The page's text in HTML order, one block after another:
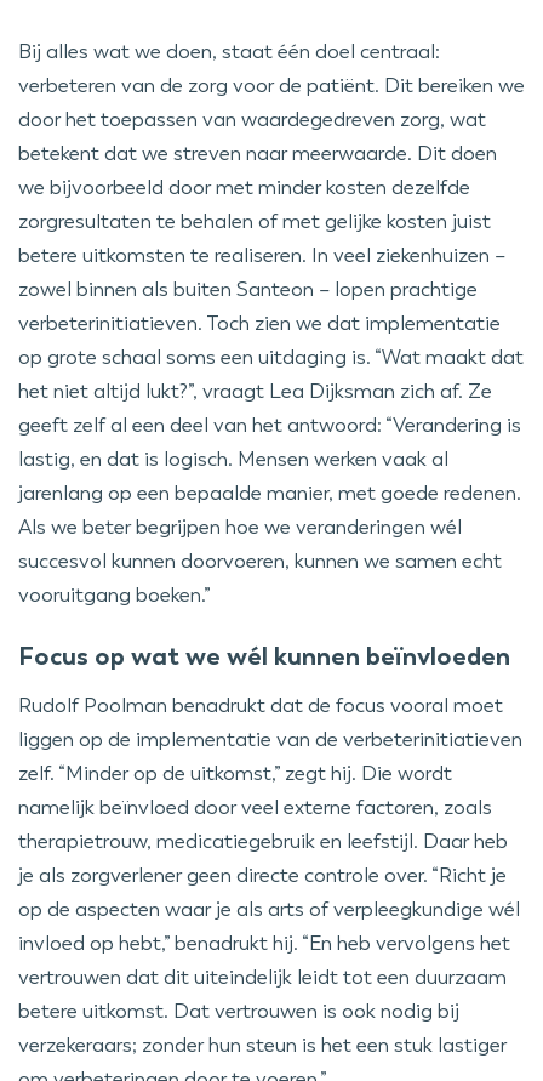
Bij alles wat we doen, staat één doel centraal:
verbeteren van de zorg voor de patiënt. Dit bereiken we
door het toepassen van waardegedreven zorg, wat
betekent dat we streven naar meerwaarde. Dit doen
we bijvoorbeeld door met minder kosten dezelfde
zorgresultaten te behalen of met gelijke kosten juist
betere uitkomsten te realiseren. In veel ziekenhuizen –
zowel binnen als buiten Santeon – lopen prachtige
verbeterinitiatieven. Toch zien we dat implementatie
op grote schaal soms een uitdaging is. “Wat maakt dat
het niet altijd lukt?”, vraagt Lea Dijksman zich af. Ze
geeft zelf al een deel van het antwoord: “Verandering is
lastig, en dat is logisch. Mensen werken vaak al
jarenlang op een bepaalde manier, met goede redenen.
Als we beter begrijpen hoe we veranderingen wél
succesvol kunnen doorvoeren, kunnen we samen echt
vooruitgang boeken.”
Focus op wat we wél kunnen beïnvloeden
Rudolf Poolman benadrukt dat de focus vooral moet
liggen op de implementatie van de verbeterinitiatieven
zelf. “Minder op de uitkomst,” zegt hij. Die wordt
namelijk beïnvloed door veel externe factoren, zoals
therapietrouw, medicatiegebruik en leefstijl. Daar heb
je als zorgverlener geen directe controle over. “Richt je
op de aspecten waar je als arts of verpleegkundige wél
invloed op hebt,” benadrukt hij. “En heb vervolgens het
vertrouwen dat dit uiteindelijk leidt tot een duurzaam
betere uitkomst. Dat vertrouwen is ook nodig bij
verzekeraars; zonder hun steun is het een stuk lastiger